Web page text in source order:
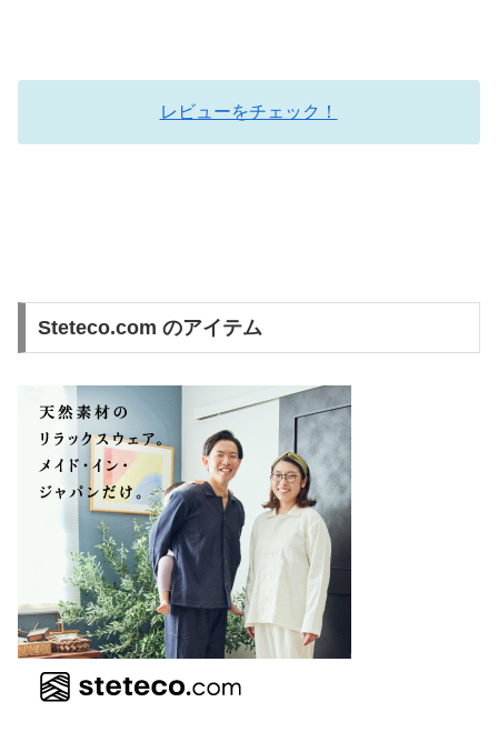
レビューをチェック！
Steteco.com のアイテム